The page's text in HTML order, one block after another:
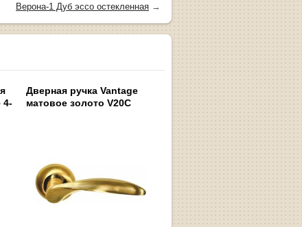
Верона-1 Дуб эссо остекленная →
4-
Дверная ручка Vantage
матовое золото V20C